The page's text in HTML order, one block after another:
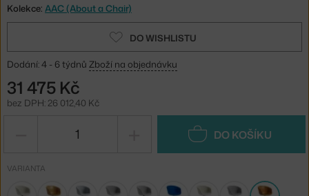
Kolekce: AAC (About a Chair)
DO WISHLISTU
Dodání: 4 - 6 týdnů Zboží na objednávku
31 475 Kč
bez DPH: 26 012,40 Kč
DO KOŠÍKU
VARIANTA